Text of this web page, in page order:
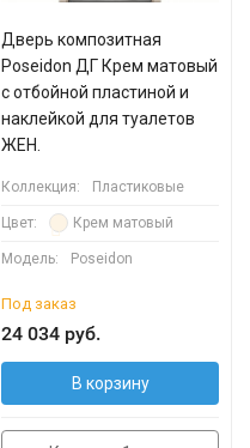
Дверь композитная
Poseidon ДГ Крем матовый
с отбойной пластиной и
наклейкой для туалетов
ЖЕН.
Коллекция: Пластиковые
Цвет: Крем матовый
Модель: Poseidon
Под заказ
24 034 руб.
В корзину